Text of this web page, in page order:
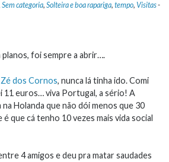
Sem categoria, Solteira e boa rapariga, tempo, Visitas-
foi sempre a abrir….
Zé dos Cornos, nunca lá tinha ido. Comi
11 euros… viva Portugal, a sério! A
Holanda que não dói menos que 30
que cá tenho 10 vezes mais vida social
4 amigos e deu pra matar saudades